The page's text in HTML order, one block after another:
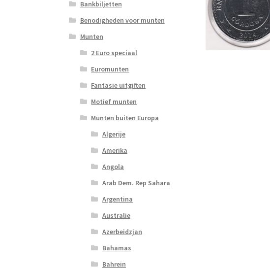
Bankbiljetten
Benodigheden voor munten
Munten
2 Euro speciaal
Euromunten
Fantasie uitgiften
Motief munten
Munten buiten Europa
Algerije
Amerika
Angola
Arab Dem. Rep Sahara
Argentina
Australie
Azerbeidzjan
Bahamas
Bahrein